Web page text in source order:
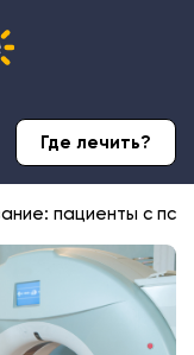
Где лечить?
пациенты с